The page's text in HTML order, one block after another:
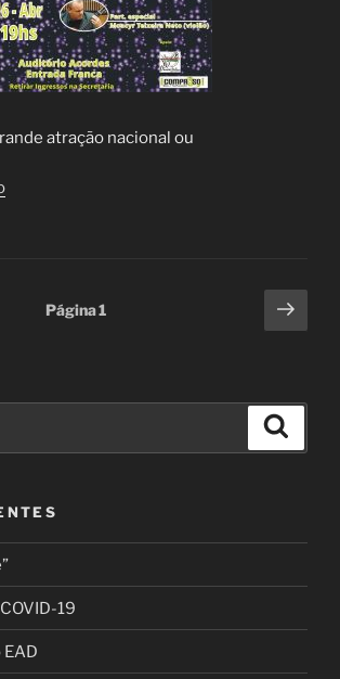
atração nacional ou
“Concertos
Página1
19
EAD